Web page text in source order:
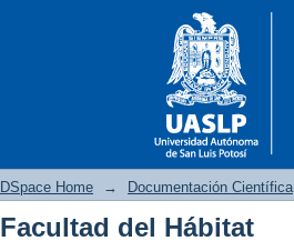
DSpace Home → Documentación Científica
Facultad del Hábitat